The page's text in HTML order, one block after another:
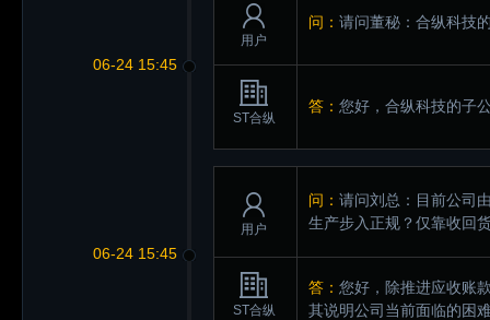
06-24 15:45
用户
问： 请问董秘：合纵科技
ST合纵
答： 您好，合纵科技的子
06-24 15:45
用户
问： 请问刘总：目前公司
生产步入正规？仅靠收回
ST合纵
答： 您好，除推进应收账
其说明公司当前面临的困